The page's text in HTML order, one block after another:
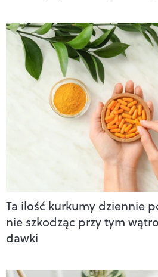
Ta ilość kurkumy dziennie
nie szkodząc przy tym
dawki